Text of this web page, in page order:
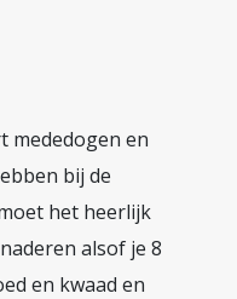
mededogen en
bij de
het heerlijk
alsof je 8
en kwaad en